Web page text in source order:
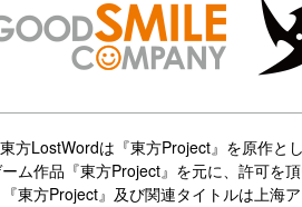
東方LostWordは『東方Project』を原作と
ム作品『東方Project』を元に、許可を
『東方Project』及び関連タイトルは上海